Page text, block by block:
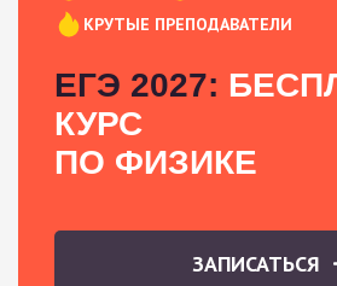
КРУТЫЕ ПРЕПОДАВАТЕЛИ
ЕГЭ 2027:
КУРС
ПО ФИЗИКЕ
ЗАПИСАТЬСЯ